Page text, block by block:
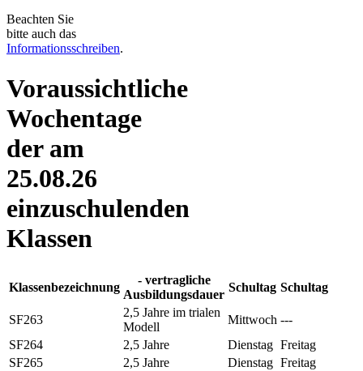
Beachten Sie
bitte auch das
Informationsschreiben.
Voraussichtliche
Wochentage
der am
25.08.26
einzuschulenden
Klassen
Klassenbezeichnung
- vertragliche
Ausbildungsdauer
Schultag Schultag
SF263
2,5 Jahre im trialen
Modell
Mittwoch ---
SF264
2,5 Jahre Dienstag Freitag
SF265
2,5 Jahre Dienstag Freitag